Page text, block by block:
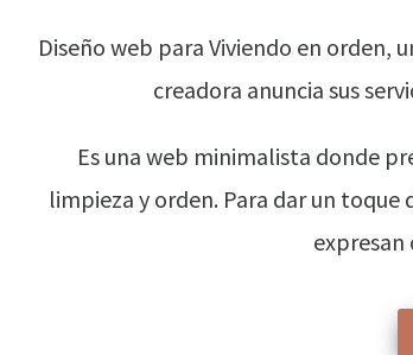
Diseño web para Viviendo en orden,
creadora anuncia sus
Es una web minimalista donde
limpieza y orden. Para dar un
expresan